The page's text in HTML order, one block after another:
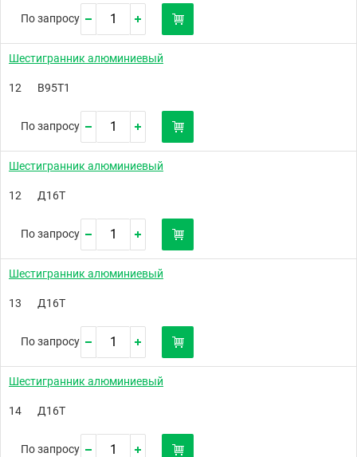
По запросу
Шестигранник алюминиевый
12 В95Т1
По запросу
Шестигранник алюминиевый
12 Д16Т
По запросу
Шестигранник алюминиевый
13 Д16Т
По запросу
Шестигранник алюминиевый
14 Д16Т
По запросу